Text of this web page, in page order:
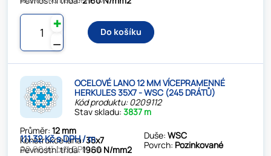
⚊
✚
Do košíku
OCELOVÉ LANO 12 MM VÍCEPRAMENNÉ
HERKULES 35X7 - WSC (245 DRÁTŮ)
Kód produktu: 0209112
Stav skladu:3837 m
Průměr:12 mm
Konstrukce lana:35x7
Pevnostní třída:1960 N/mm2
Duše:WSC
Povrch: Pozinkované
111.32 Kč s DPH / m
92.00 Kč bez DPH / m